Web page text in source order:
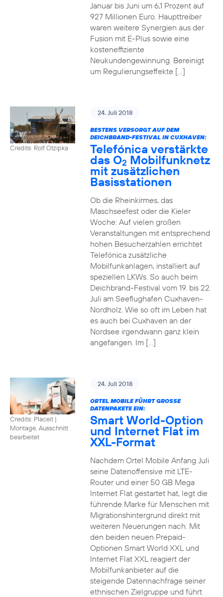
Januar bis Juni um 6,1 Prozent auf
927 Millionen Euro. Haupttreiber
waren weitere Synergien aus der
Fusion mit E-Plus sowie eine
kosteneffiziente
Neukundengewinnung. Bereinigt
um Regulierungseffekte […]
Credits: Rolf Otzipka
24. Juli 2018
BESTENS VERSORGT AUF DEM
DEICHBRAND-FESTIVAL IN CUXHAVEN:
Telefónica verstärkte
das O2 Mobilfunknetz
mit zusätzlichen
Basisstationen
Ob die Rheinkirmes, das
Maschseefest oder die Kieler
Woche: Auf vielen großen
Veranstaltungen mit entsprechend
hohen Besucherzahlen errichtet
Telefónica zusätzliche
Mobilfunkanlagen, installiert auf
speziellen LKWs. So auch beim
Deichbrand-Festival vom 19. bis 22.
Juli am Seeflughafen Cuxhaven-
Nordholz. Wie so oft im Leben hat
es auch bei Cuxhaven an der
Nordsee irgendwann ganz klein
angefangen. Im […]
Credits: Placeit |
Montage, Ausschnitt
bearbeitet
24. Juli 2018
ORTEL MOBILE FÜHRT GROSSE D
ATENPAKETE EIN:
Smart World-Option
und Internet Flat im
XXL-Format
Nachdem Ortel Mobile Anfang Juli
seine Datenoffensive mit LTE-
Router und einer 50 GB Mega
Internet Flat gestartet hat, legt die
führende Marke für Menschen mit
Migrationshintergrund direkt mit
weiteren Neuerungen nach. Mit
den beiden neuen Prepaid-
Optionen Smart World XXL und
Internet Flat XXL reagiert der
Mobilfunkanbieter auf die
steigende Datennachfrage seiner
ethnischen Zielgruppe und führt